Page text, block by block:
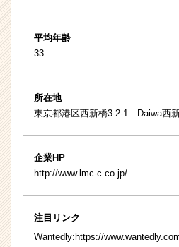
平均年齢
33
所在地
東京都港区西新橋3-2-1 Daiwa西
企業HP
http://www.lmc-c.co.jp/
注目リンク
Wantedly: https://